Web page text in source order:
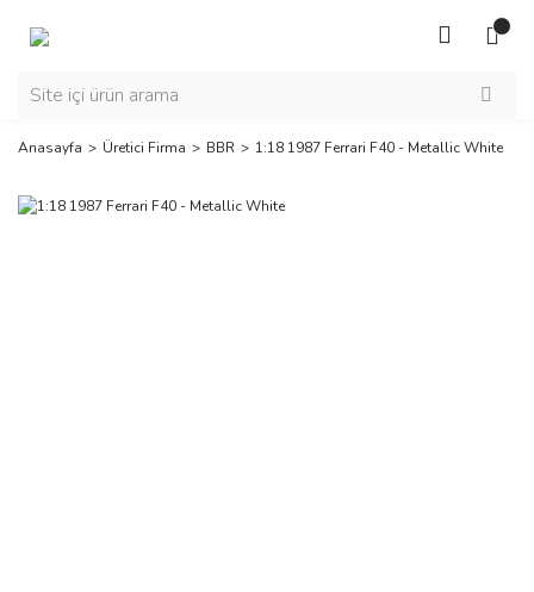
Anasayfa Üretici Firma BBR 1:18 1987 Ferrari F40 - Metallic White